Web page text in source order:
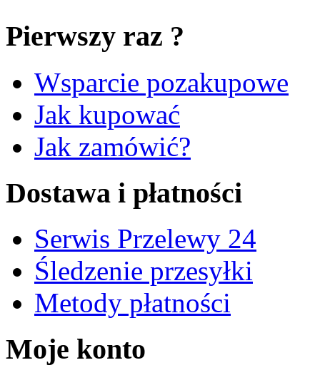
Pierwszy raz ?
Wsparcie pozakupowe
Jak kupować
Jak zamówić?
Dostawa i płatności
Serwis Przelewy 24
Śledzenie przesyłki
Metody płatności
Moje konto